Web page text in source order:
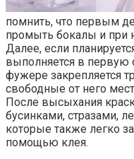
помнить, что первым
промыть бокалы и при
Далее, если
выполняется в первую
фужере закрепляется
свободные от него
После высыхания
бусинками, стразами,
которые также легко
помощью клея.